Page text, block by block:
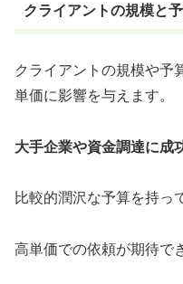
クライアントの規模と
クライアントの規模や予
単価に影響を与えます。
大手企業や資金調達に成
比較的潤沢な予算を持っ
高単価での依頼が期待で